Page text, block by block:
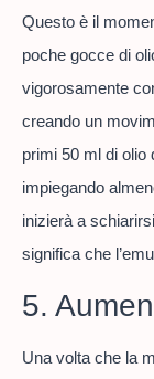
Questo è il
poche gocce di
vigorosamente
creando un
primi 50 ml di olio
impiegando
inizierà a
significa che
5.
Una volta che la